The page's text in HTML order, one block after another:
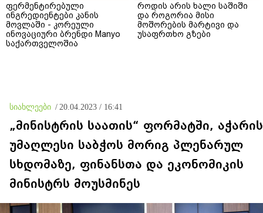
ფერმენტირებული
ინგრედიენტები კანის
მოვლაში - კორეული
ინოვაციური ბრენდი Manyo
საქართველოშია
როდის არის ხალი საშიში
და როგორია მისი
მოშორების მარტივი და
უსაფრთხო გზები
სიახლეები / 20.04.2023 / 16:41
„მინისტრის საათის“ ფორმატში, აჭარის
უმაღლესი საბჭოს მორიგ პლენარულ
სხდომაზე, ფინანსთა და ეკონომიკის
მინისტრს მოუსმინეს